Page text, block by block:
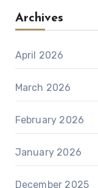
Archives
April 2026
March 2026
February 2026
January 2026
December 2025